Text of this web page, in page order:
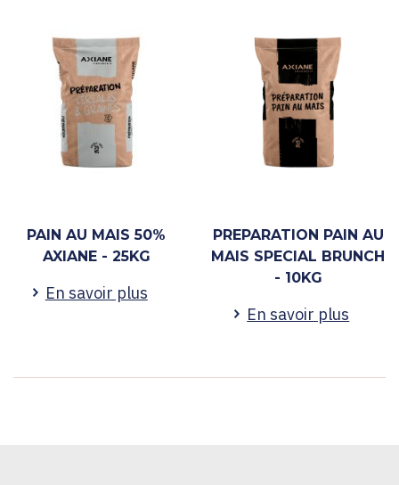
PAIN AU MAIS 50%
AXIANE - 25KG
En savoir plus
PREPARATION PAIN AU
MAIS SPECIAL BRUNCH
- 10KG
En savoir plus